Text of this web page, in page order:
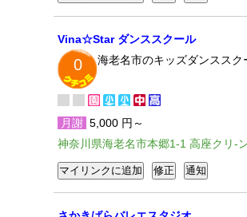
Vina☆Star ダンススクール
0 海老名市のキッズダンスス
月謝 5,000 円～
神奈川県海老名市本郷1-1 高座クリ-